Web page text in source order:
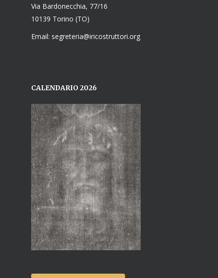
Via Bardonecchia, 77/16
10139 Torino (TO)
Email: segreteria@iricostruttori.org
CALENDARIO 2026